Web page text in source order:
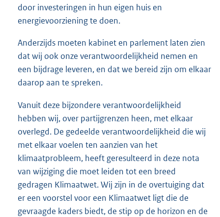
door investeringen in hun eigen huis en
energievoorziening te doen.
Anderzijds moeten kabinet en parlement laten zien
dat wij ook onze verantwoordelijkheid nemen en
een bijdrage leveren, en dat we bereid zijn om elkaar
daarop aan te spreken.
Vanuit deze bijzondere verantwoordelijkheid
hebben wij, over partijgrenzen heen, met elkaar
overlegd. De gedeelde verantwoordelijkheid die wij
met elkaar voelen ten aanzien van het
klimaatprobleem, heeft geresulteerd in deze nota
van wijziging die moet leiden tot een breed
gedragen Klimaatwet. Wij zijn in de overtuiging dat
er een voorstel voor een Klimaatwet ligt die de
gevraagde kaders biedt, de stip op de horizon en de